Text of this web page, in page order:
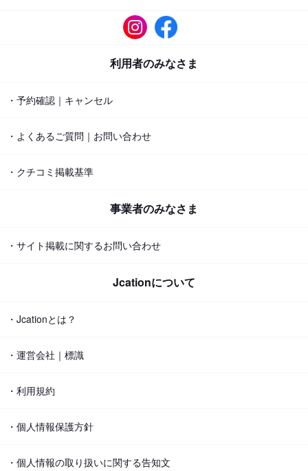
利用者のみなさま
・予約確認｜キャンセル
・よくあるご質問｜お問い合わせ
・クチコミ掲載基準
事業者のみなさま
・サイト掲載に関するお問い合わせ
Jcationについて
・Jcationとは？
・運営会社｜標識
・利用規約
・個人情報保護方針
・個人情報の取り扱いに関する告知文